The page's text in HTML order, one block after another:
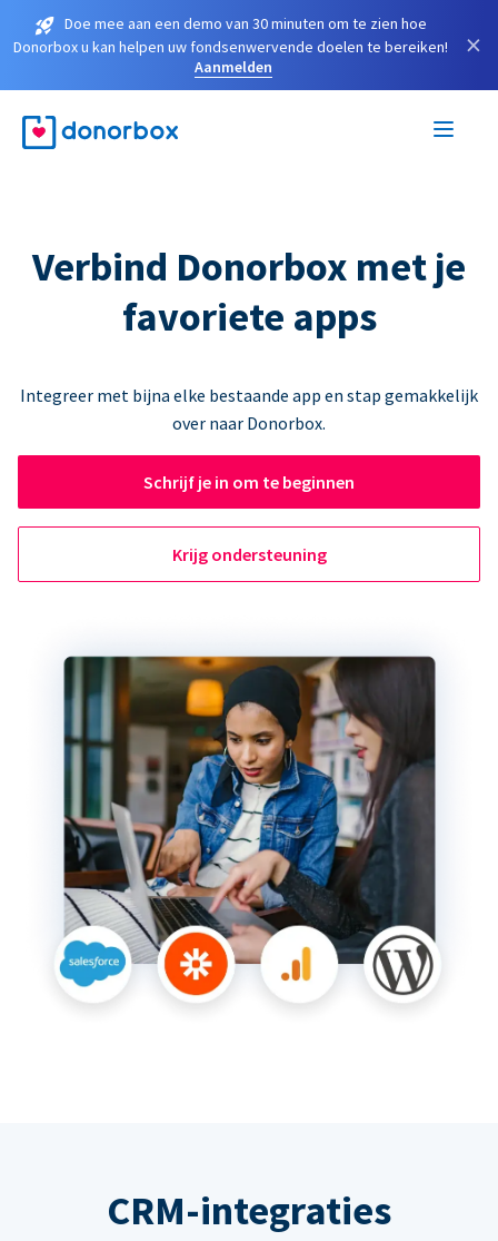
Doe mee aan een demo van 30 minuten om te zien hoe
Donorbox u kan helpen uw fondsenwervende doelen te bereiken!
Aanmelden
×
Verbind Donorbox met je
favoriete apps
Integreer met bijna elke bestaande app en stap gemakkelijk
over naar Donorbox.
Schrijf je in om te beginnen
Krijg ondersteuning
CRM-integraties